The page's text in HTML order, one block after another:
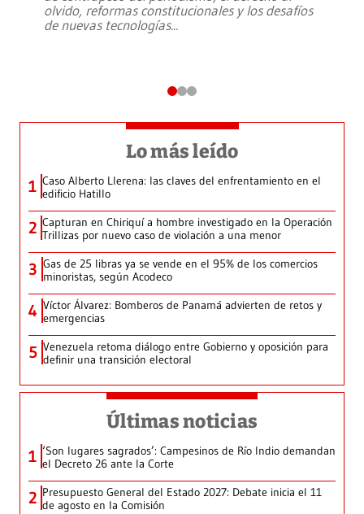
olvido, reformas constitucionales y los desafíos
de nuevas tecnologías...
Lo más leído
1 Caso Alberto Llerena: las claves del enfrentamiento en el
edificio Hatillo
2 Capturan en Chiriquí a hombre investigado en la Operación
Trillizas por nuevo caso de violación a una menor
3 Gas de 25 libras ya se vende en el 95% de los comercios
minoristas, según Acodeco
4 Víctor Álvarez: Bomberos de Panamá advierten de retos y
emergencias
5 Venezuela retoma diálogo entre Gobierno y oposición para
definir una transición electoral
Últimas noticias
1 ‘Son lugares sagrados’: Campesinos de Río Indio demandan
el Decreto 26 ante la Corte
2 Presupuesto General del Estado 2027: Debate inicia el 11
de agosto en la Comisión